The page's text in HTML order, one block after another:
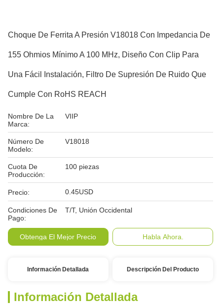
Choque De Ferrita A Presión V18018 Con Impedancia De
155 Ohmios Mínimo A 100 MHz, Diseño Con Clip Para
Una Fácil Instalación, Filtro De Supresión De Ruido Que
Cumple Con RoHS REACH
Nombre De La
Marca:
VIIP
Número De
Modelo:
V18018
Cuota De
Producción:
100 piezas
Precio: 0.45USD
Condiciones De
Pago:
T/T, Unión Occidental
Obtenga El Mejor Precio Habla Ahora.
Información Detallada Descripción Del Producto
Información Detallada